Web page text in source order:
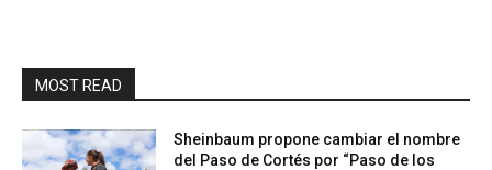
MOST READ
Sheinbaum propone cambiar el nombre
del Paso de Cortés por “Paso de los